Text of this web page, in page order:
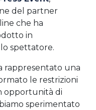
del partner
che ha
in
spettatore.
rappresentato una
le restrizioni
opportunità di
sperimentato